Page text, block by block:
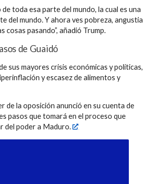
de toda esa parte del mundo, la cual es una
del mundo. Y ahora ves pobreza, angustia
cosas pasando”, añadió Trump.
de Guaidó
sus mayores crisis económicas y políticas,
y escasez de alimentos y
de la oposición anunció en su cuenta de
pasos que tomará en el proceso que
del poder a Maduro.